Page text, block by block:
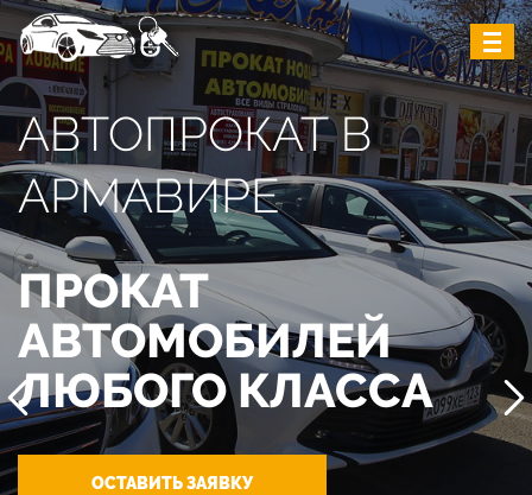
АВТОПРОКАТ В
АРМАВИРЕ
ПРОКАТ
АВТОМОБИЛЕЙ
ЛЮБОГО КЛАССА
ОСТАВИТЬ ЗАЯВКУ